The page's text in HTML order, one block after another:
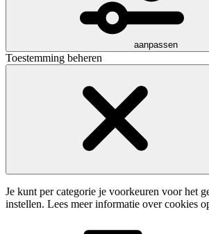
aanpassen
Toestemming beheren
Je kunt per categorie je voorkeuren voor het
instellen. Lees meer informatie over cookies